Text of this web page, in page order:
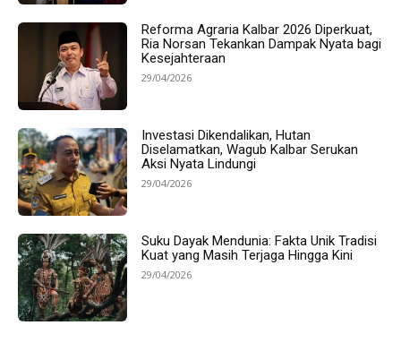
Reforma Agraria Kalbar 2026 Diperkuat,
Ria Norsan Tekankan Dampak Nyata bagi
Kesejahteraan
29/04/2026
Investasi Dikendalikan, Hutan
Diselamatkan, Wagub Kalbar Serukan
Aksi Nyata Lindungi
29/04/2026
Suku Dayak Mendunia: Fakta Unik Tradisi
Kuat yang Masih Terjaga Hingga Kini
29/04/2026